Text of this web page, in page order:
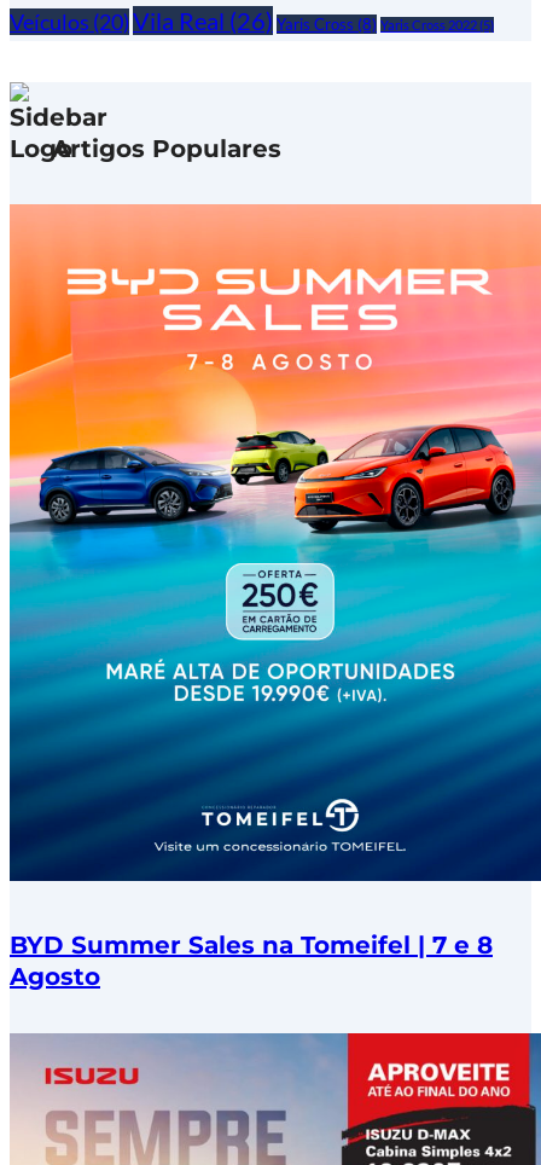
Veículos (20)Vila Real (26) Yaris Cross (8) Yaris Cross 2022(5)
Artigos Populares
BYD Summer Sales na Tomeifel | 7 e 8
Agosto